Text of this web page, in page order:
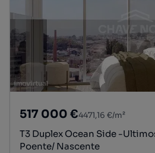
517 000 €4471,16 €/m²
T3 Duplex Ocean Side -
Poente/ Nascente